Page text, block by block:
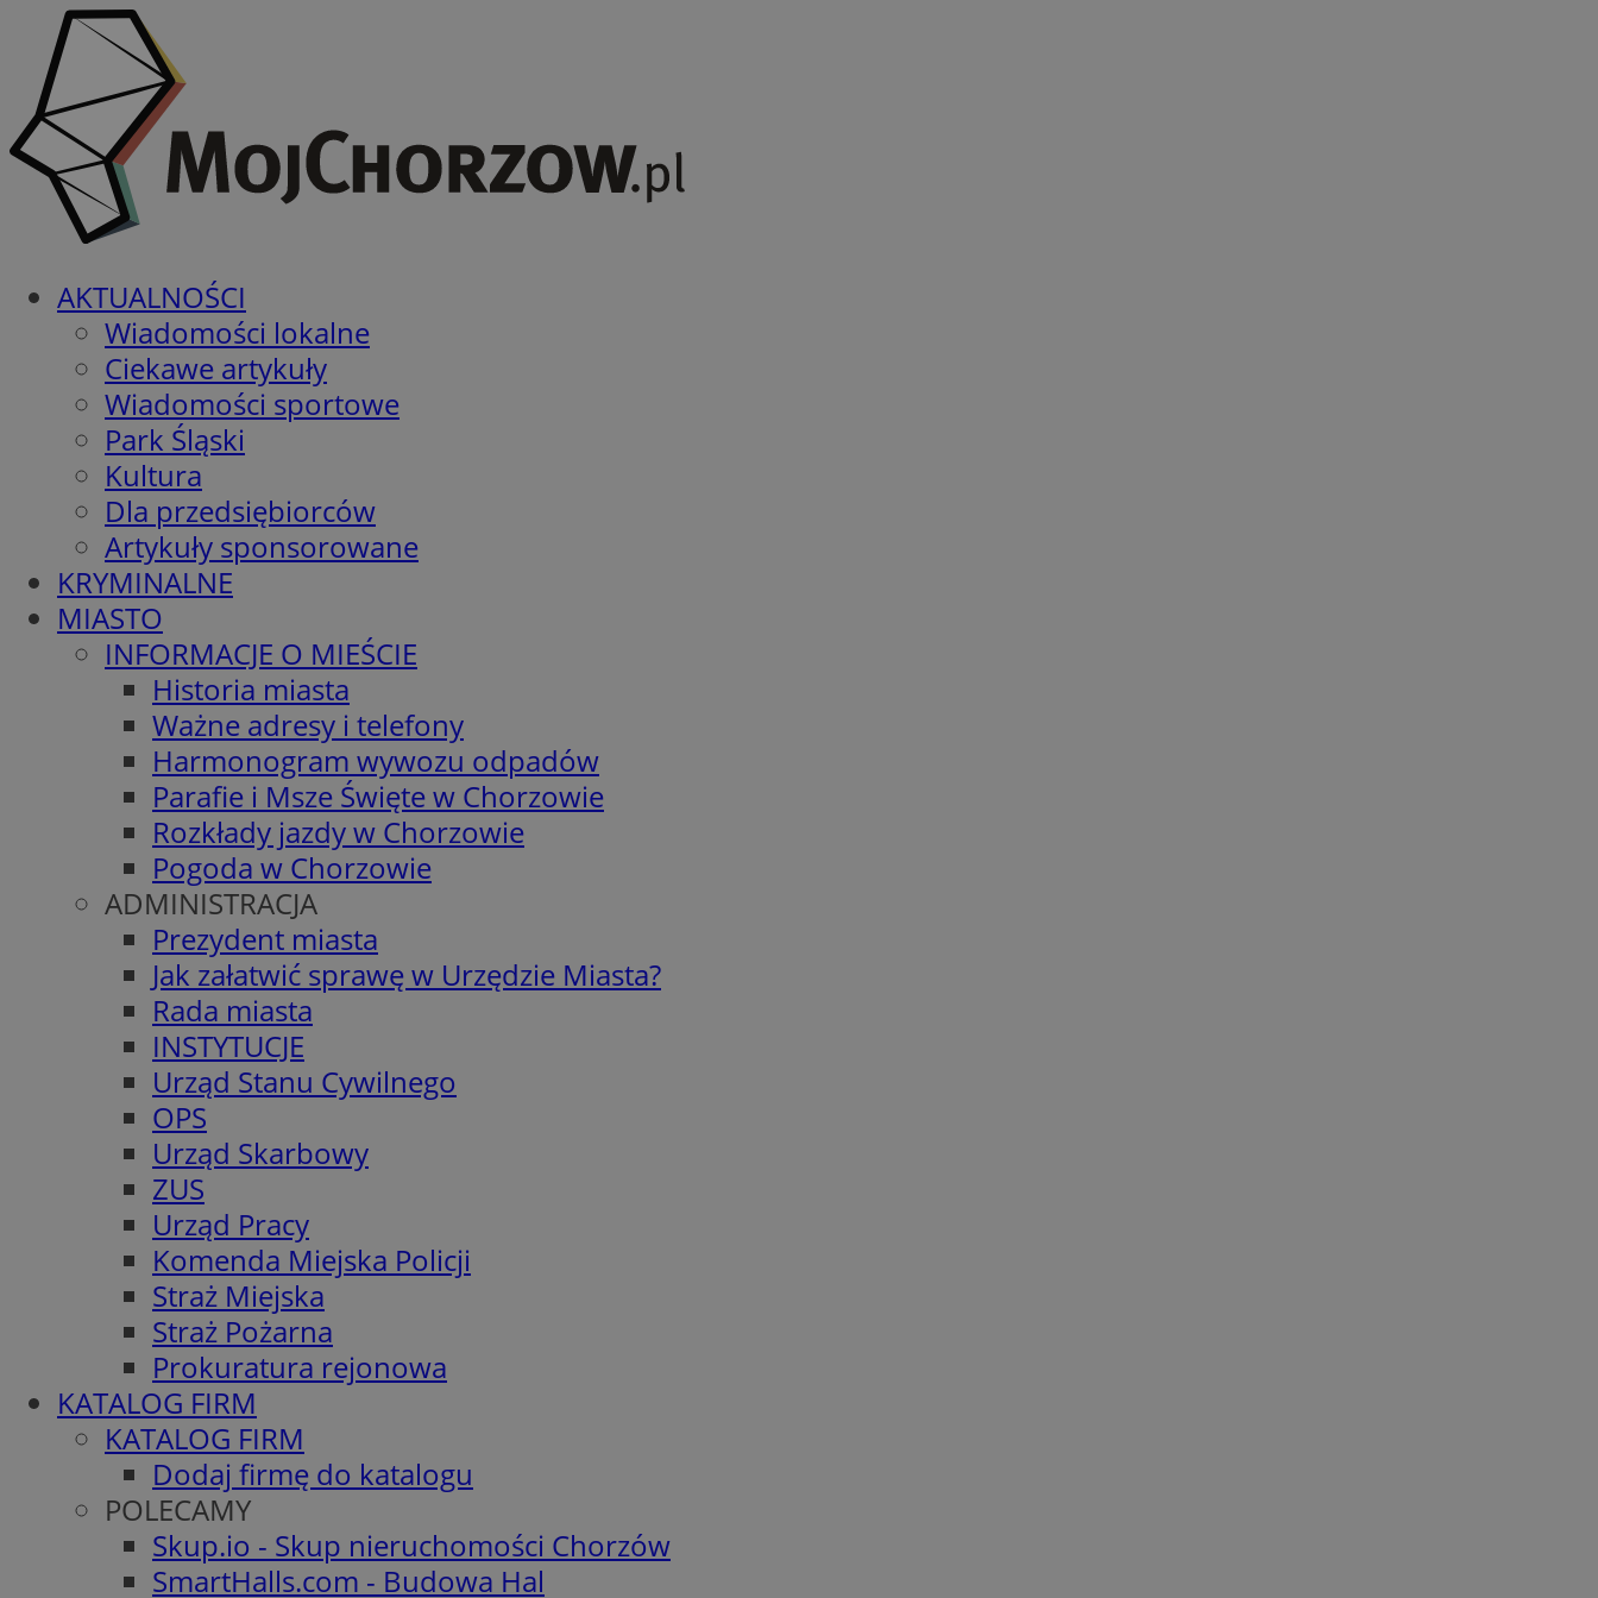
AKTUALNOŚCI
Wiadomości lokalne
Ciekawe artykuły
Wiadomości sportowe
Park Śląski
Kultura
Dla przedsiębiorców
Artykuły sponsorowane
KRYMINALNE
MIASTO
INFORMACJE O MIEŚCIE
Historia miasta
Ważne adresy i telefony
Harmonogram wywozu odpadów
Parafie i Msze Święte w Chorzowie
Rozkłady jazdy w Chorzowie
Pogoda w Chorzowie
ADMINISTRACJA
Prezydent miasta
Jak załatwić sprawę w Urzędzie Miasta?
Rada miasta
INSTYTUCJE
Urząd Stanu Cywilnego
OPS
Urząd Skarbowy
ZUS
Urząd Pracy
Komenda Miejska Policji
Straż Miejska
Straż Pożarna
Prokuratura rejonowa
KATALOG FIRM
KATALOG FIRM
Dodaj firmę do katalogu
POLECAMY
Skup.io - Skup nieruchomości Chorzów
SmartHalls.com - Budowa Hal